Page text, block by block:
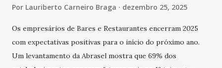
Por Lauriberto Carneiro Braga dezembro 25, 2025
Os empresários de Bares e Restaurantes encerram 2025
com expectativas positivas para o início do próximo ano.
Um levantamento da Abrasel mostra que 69% dos